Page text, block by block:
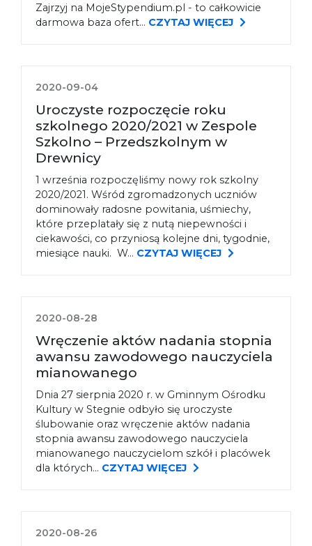
Zajrzyj na MojeStypendium.pl - to całkowicie
darmowa baza ofert... CZYTAJ WIĘCEJ
2020-09-04
Uroczyste rozpoczęcie roku
szkolnego 2020/2021 w Zespole
Szkolno – Przedszkolnym w
Drewnicy
1 września rozpoczęliśmy nowy rok szkolny
2020/2021. Wśród zgromadzonych uczniów
dominowały radosne powitania, uśmiechy,
które przeplatały się z nutą niepewności i
ciekawości, co przyniosą kolejne dni, tygodnie,
miesiące nauki. W... CZYTAJ WIĘCEJ
2020-08-28
Wręczenie aktów nadania stopnia
awansu zawodowego nauczyciela
mianowanego
Dnia 27 sierpnia 2020 r. w Gminnym Ośrodku
Kultury w Stegnie odbyło się uroczyste
ślubowanie oraz wręczenie aktów nadania
stopnia awansu zawodowego nauczyciela
mianowanego nauczycielom szkół i placówek
dla których... CZYTAJ WIĘCEJ
2020-08-26